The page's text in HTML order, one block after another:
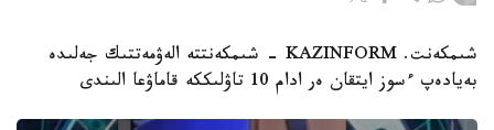
شىمكەنت. KAZINFORM - شىمكەنتتە الەۋمەتتىك جەلىدە
بەيادەپ ءسوز ايتقان ەر ادام 10 تاۋلىككە قاماۋعا الىندى